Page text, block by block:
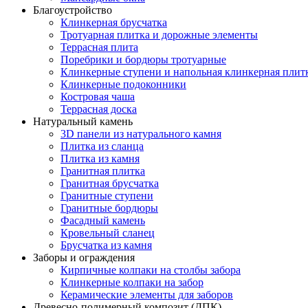
Благоустройство
Клинкерная брусчатка
Тротуарная плитка и дорожные элементы
Террасная плита
Поребрики и бордюры тротуарные
Клинкерные ступени и напольная клинкерная
Клинкерные подоконники
Костровая чаша
Террасная доска
Натуральный камень
3D панели из натурального камня
Плитка из сланца
Плитка из камня
Гранитная плитка
Гранитная брусчатка
Гранитные ступени
Гранитные бордюры
Фасадный камень
Кровельный сланец
Брусчатка из камня
Заборы и ограждения
Кирпичные колпаки на столбы забора
Клинкерные колпаки на забор
Керамические элементы для заборов